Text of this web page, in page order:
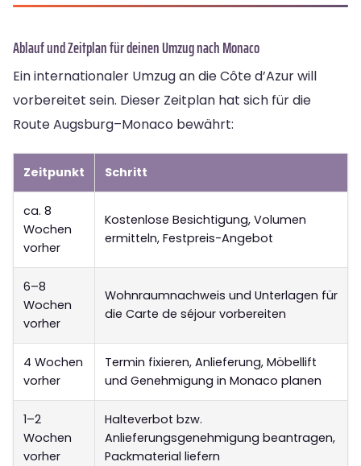
Ablauf und Zeitplan für deinen Umzug nach Monaco
Ein internationaler Umzug an die Côte d’Azur will
vorbereitet sein. Dieser Zeitplan hat sich für die
Route Augsburg–Monaco bewährt:
Zeitpunkt Schritt
ca. 8
Wochen
vorher
Kostenlose Besichtigung, Volumen
ermitteln, Festpreis-Angebot
6–8
Wochen
vorher
Wohnraumnachweis und Unterlagen für
die Carte de séjour vorbereiten
4 Wochen
vorher
Termin fixieren, Anlieferung, Möbellift
und Genehmigung in Monaco planen
1–2
Wochen
vorher
Halteverbot bzw.
Anlieferungsgenehmigung beantragen,
Packmaterial liefern